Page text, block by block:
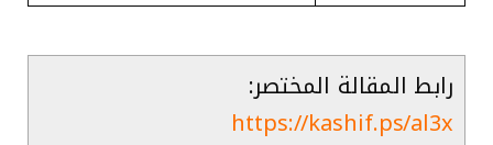
رابط المقالة المختصر:
https://kashif.ps/al3x